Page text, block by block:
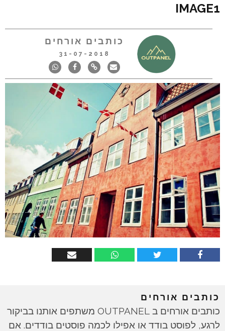
IMAGE1
כותבים אורחים
31-07-2018
כותבים אורחים
כותבים אורחים ב OUTPANEL משתפים אותנו בביקור
לרגע, לפוסט בודד או אפילו לכמה פוסטים בודדים. אם